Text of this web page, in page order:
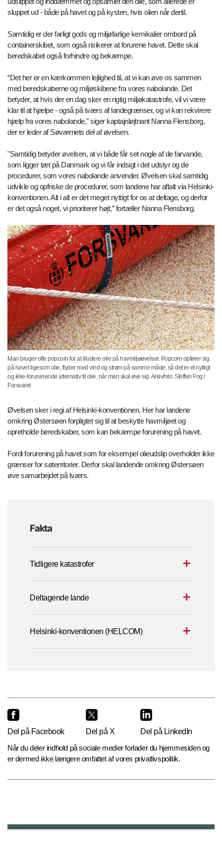
sluppet ud - både på havet og på kysten, hvis olien når dertil.
Samtidig er der farligt gods og miljøfarlige kemikalier ombord på
containerskibet, som også risikerer at forurene havet. Dette skal
beredskabet også forhindre og bekæmpe.
“Det her er en kærkommen lejlighed til, at vi kan øve os sammen
med beredskaberne og miljøskibene fra vores nabolande. Det
betyder, at hvis der en dag sker en rigtig miljøkatastrofe, vil vi være
klar til at hjælpe - også på tværs af landegrænser, og vi kan rekvirere
hjælp fra vores nabolande," siger kaptajnløjtnant Nanna Flensborg,
der er leder af Søværnets del af øvelsen.
"Samtidig betyder øvelsen, at vi både får set nogle af de farvande,
som ligger tæt på Danmark og vi får indsigt i det udstyr og de
procedurer, som vores nabolande anvender. Øvelsen skal samtidig
udvikle og opfriske de procedurer, som landene har aftalt via Helsinki-
konventionen. Alt i alt er det meget nyttigt for os at deltage, og derfor
er det også noget, vi prioriterer højt,” fortæller Nanna Flensborg.
Man bruger ofte popcorn for at illudere olie på havmiljøøvelser. Popcorn opfører sig
på havet ligesom olie, flyder med vind og strøm på samme måde, så det er et nyttigt
og ikke-forurenende alternativ til olie, når man skal øve sig. Arkivfoto: Steffen Fog /
Forsvaret
Øvelsen sker i regi af Helsinki-konventionen. Her har landene
omkring Østersøen forpligtet sig til at beskytte havmiljøet og
opretholde beredskaber, som kan bekæmpe forurening på havet.
Fordi forurening på havet som for eksempel olieudslip overholder ikke
grænser for søterritorier. Derfor skal landende omkring Østersøen
øve samarbejdet på tværs.
Fakta
Tidligere katastrofer
Deltagende lande
Helsinki-konventionen (HELCOM)
Del på Facebook Del på X
Del på LinkedIn
Når du deler indhold på sociale medier forlader du hjemmesiden og
er dermed ikke længere omfattet af vores privatlivspolitik.